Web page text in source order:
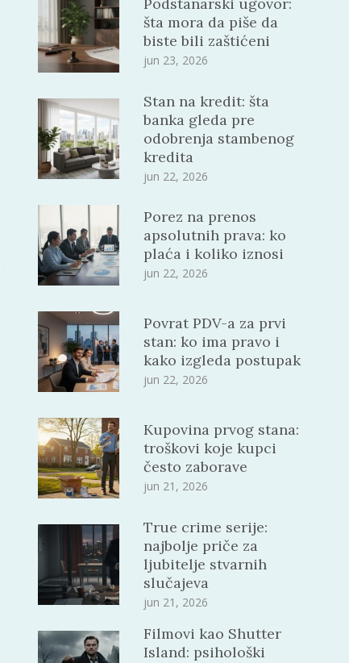
Podstanarski ugovor:
šta mora da piše da
biste bili zaštićeni
jun 23, 2026
Stan na kredit: šta
banka gleda pre
odobrenja stambenog
kredita
jun 22, 2026
Porez na prenos
apsolutnih prava: ko
plaća i koliko iznosi
jun 22, 2026
Povrat PDV-a za prvi
stan: ko ima pravo i
kako izgleda postupak
jun 22, 2026
Kupovina prvog stana:
troškovi koje kupci
često zaborave
jun 21, 2026
True crime serije:
najbolje priče za
ljubitelje stvarnih
slučajeva
jun 21, 2026
Filmovi kao Shutter
Island: psihološki